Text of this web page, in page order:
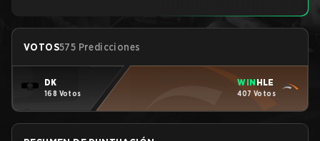
VOTOS575 Predicciones
DK
168 Votos
WIN HLE
407 Votos